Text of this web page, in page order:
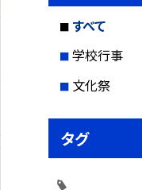
すべて
学校行事
文化祭
タグ